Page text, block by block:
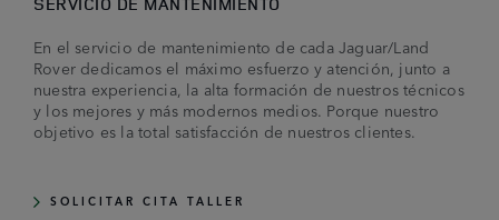
En el servicio de mantenimiento de cada Jaguar/Land
Rover dedicamos el máximo esfuerzo y atención, junto a
nuestra experiencia, la alta formación de nuestros técnicos
y los mejores y más modernos medios. Porque nuestro
objetivo es la total satisfacción de nuestros clientes.
SOLICITAR CITA TALLER